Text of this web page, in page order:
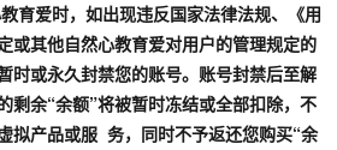
育爱时，如出现违反国家法律法规、《用
或其他自然心教育爱对用户的管理规定的
时或永久封禁您的账号。账号封禁后至解
剩余“余额”将被暂时冻结或全部扣除，不
拟产品或服 务，同时不予返还您购买“余